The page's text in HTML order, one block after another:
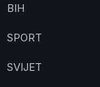
BIH
SPORT
SVIJET